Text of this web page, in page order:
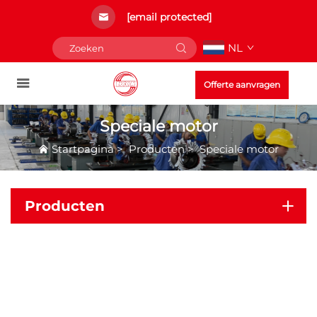
[email protected]
NL
Offerte aanvragen
Speciale motor
Startpagina>Producten>Speciale motor
Producten